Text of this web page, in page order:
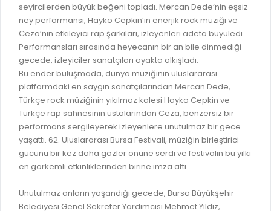
FOTOĞRAF GALERİSİ
BURSA GÜNLÜĞÜ DERGİSİ
AYKOME KARARLARI
BURSA YAYINLARI
YÖNETİM SİSTEMLERİ
VİZYON & MİSYON
POLİTİKALARIMIZ
ENTEGRE YÖNETIM SISTEMI
KVKK AYDINLATMA METNI
LOKMA DAĞITIM İZNİ BAŞVURUSU
BAĞLANTILAR
WEB - MOBIL UYGULAMALARIMIZ
KURUM İÇİ UYGULAMALAR
E-DEVLET KAPISI
NÖBETÇİ ECZANELER
HAL FİYATLARI
KURUMLAR
seyircilerden büyük beğeni topladı. Mercan Dede’nin eşsiz
ney performansı, Hayko Cepkin’in enerjik rock müziği ve
Ceza’nın etkileyici rap şarkıları, izleyenleri adeta büyüledi.
Performansları sırasında heyecanın bir an bile dinmediği
gecede, izleyiciler sanatçıları ayakta alkışladı.
Bu ender buluşmada, dünya müziğinin uluslararası
platformdaki en saygın sanatçılarından Mercan Dede,
Türkçe rock müziğinin yıkılmaz kalesi Hayko Cepkin ve
Türkçe rap sahnesinin ustalarından Ceza, benzersiz bir
performans sergileyerek izleyenlere unutulmaz bir gece
yaşattı. 62. Uluslararası Bursa Festivali, müziğin birleştirici
gücünü bir kez daha gözler önüne serdi ve festivalin bu yılki
en görkemli etkinliklerinden birine imza attı.
Unutulmaz anların yaşandığı gecede, Bursa Büyükşehir
Belediyesi Genel Sekreter Yardımcısı Mehmet Yıldız,